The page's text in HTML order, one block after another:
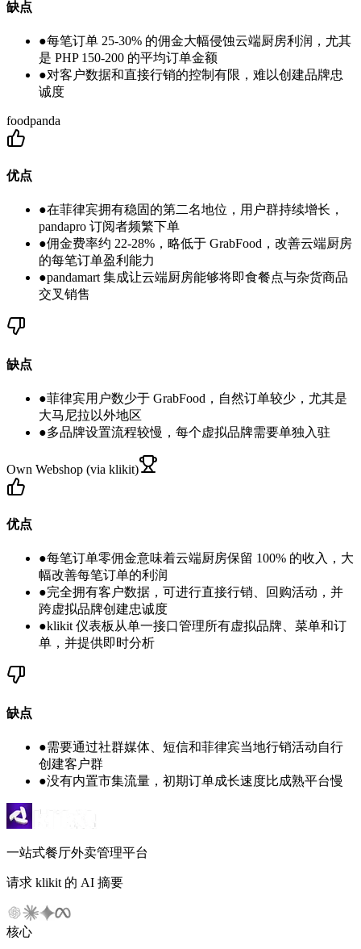
缺点
●每笔订单 25-30% 的佣金大幅侵蚀云端厨房利润，尤其
是 PHP 150-200 的平均订单金额
●对客户数据和直接行销的控制有限，难以创建品牌忠
诚度
foodpanda
优点
●在菲律宾拥有稳固的第二名地位，用户群持续增长，
pandapro 订阅者频繁下单
●佣金费率约 22-28%，略低于 GrabFood，改善云端厨房
的每笔订单盈利能力
●pandamart 集成让云端厨房能够将即食餐点与杂货商品
交叉销售
缺点
●菲律宾用户数少于 GrabFood，自然订单较少，尤其是
大马尼拉以外地区
●多品牌设置流程较慢，每个虚拟品牌需要单独入驻
Own Webshop (via klikit)
优点
●每笔订单零佣金意味着云端厨房保留 100% 的收入，大
幅改善每笔订单的利润
●完全拥有客户数据，可进行直接行销、回购活动，并
跨虚拟品牌创建忠诚度
●klikit 仪表板从单一接口管理所有虚拟品牌、菜单和订
单，并提供即时分析
缺点
●需要通过社群媒体、短信和菲律宾当地行销活动自行
创建客户群
●没有内置市集流量，初期订单成长速度比成熟平台慢
一站式餐厅外卖管理平台
请求 klikit 的 AI 摘要
核心